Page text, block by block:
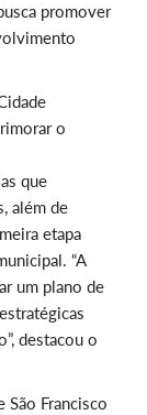
promover
o
que
além de
etapa
“A
um plano de
destacou o
São Francisco